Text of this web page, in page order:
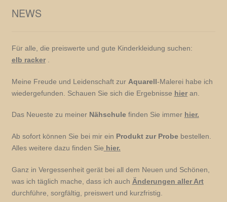
NEWS
Für alle, die preiswerte und gute Kinderkleidung suchen:
elb racker.
Meine Freude und Leidenschaft zur Aquarell-Malerei habe ich
wiedergefunden. Schauen Sie sich die Ergebnisse hieran.
Das Neueste zu meiner Nähschulefinden Sie immer hier.
Ab sofort können Sie bei mir ein Produkt zur Probebestellen.
Alles weitere dazu finden Sie hier.
Ganz in Vergessenheit gerät bei all dem Neuen und Schönen,
was ich täglich mache, dass ich auch Änderungen aller Art
durchführe, sorgfältig, preiswert und kurzfristig.